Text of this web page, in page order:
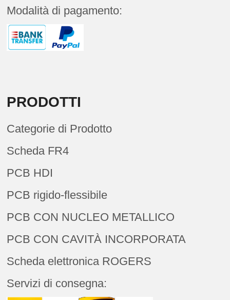
Modalità di pagamento:
PRODOTTI
Categorie di Prodotto
Scheda FR4
PCB HDI
PCB rigido-flessibile
PCB CON NUCLEO METALLICO
PCB CON CAVITÀ INCORPORATA
Scheda elettronica ROGERS
Servizi di consegna: